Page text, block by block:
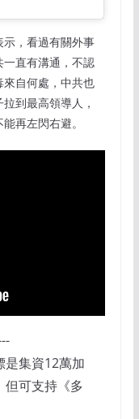
，看過有關外事
直有溝通，不認
自何處，中共也
到最高領導人，
再左閃右避。
是集資12萬加
但可支持《多